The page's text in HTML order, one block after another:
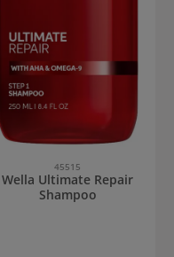
45515
Wella Ultimate Repair
Shampoo